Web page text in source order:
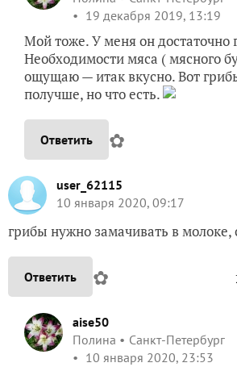
19 декабря 2019, 13:19
Мой тоже. У меня он достаточно
Необходимости мяса ( мясного
ощущаю — итак вкусно. Вот
получше, но что есть.
Ответить ✿
user_62115
10 января 2020, 09:17
грибы нужно замачивать в молоке,
Ответить ✿
aise50
Полина
Санкт-Петербург
10 января 2020, 23:53